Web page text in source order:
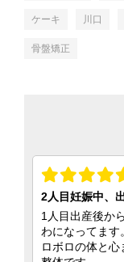
ケーキ 川口
骨盤矯正